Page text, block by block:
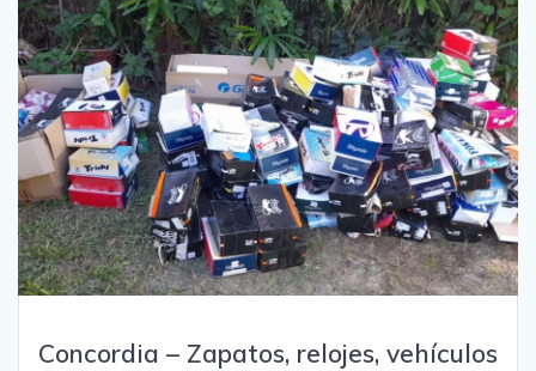
Concordia – Zapatos, relojes, vehículos